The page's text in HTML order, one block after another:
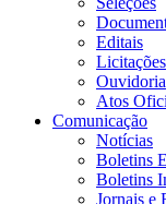
Editais
Licitações
Ouvidoria
Atos
Comunicação
Notícias
Boletins
Boletins
Jornais e